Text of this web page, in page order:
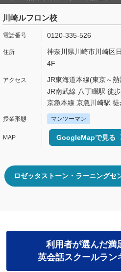
川崎ルフロン校
0120-335-526
神奈川県川崎市川崎区
4F
JR東海道本線(東京～
JR南武線 八丁畷駅 徒
京急本線 京急川崎駅
マンツーマン
GoogleMapで見る
ロゼッタストーン・ラーニングセ
利用者が選んだ満
英会話スクールラン